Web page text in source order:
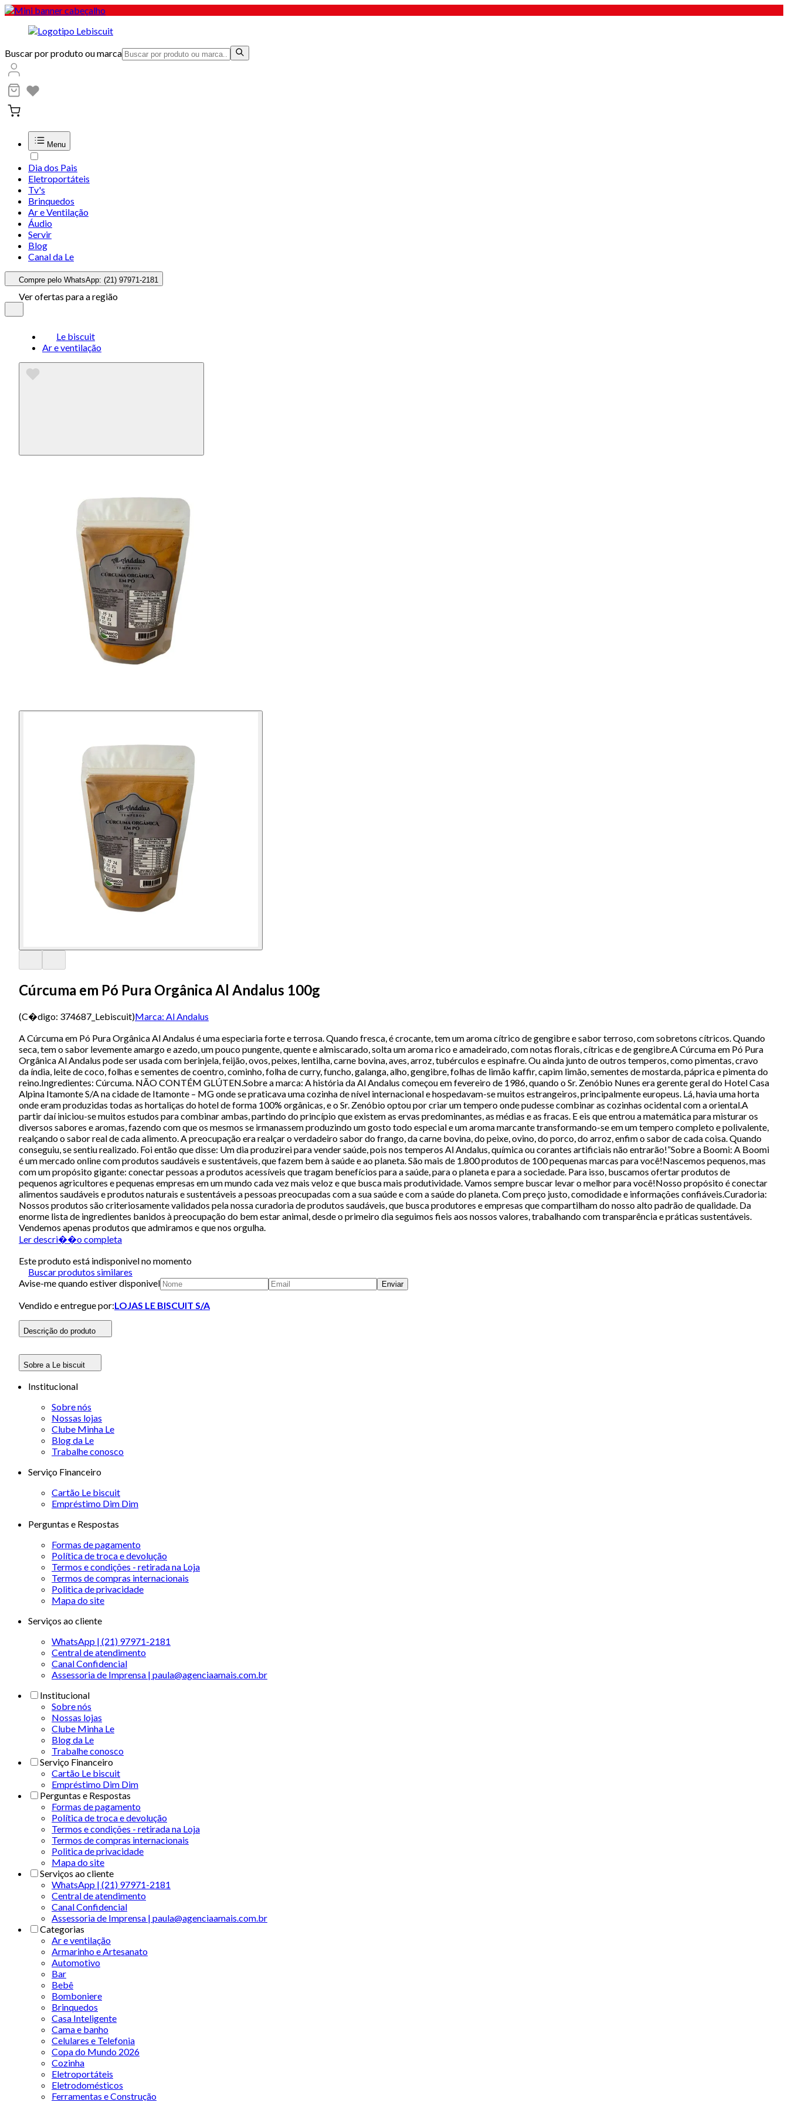
Buscar por produto ou marca
Menu
Dia dos Pais
Eletroportáteis
Tv's
Brinquedos
Ar e Ventilação
Áudio
Servir
Blog
Canal da Le
Compre pelo WhatsApp: (21) 97971-2181
Ver ofertas para a região
Le biscuit
Ar e ventilação
Cúrcuma em Pó Pura Orgânica Al Andalus 100g
(C�digo: 374687_Lebiscuit)Marca: Al Andalus
A Cúrcuma em Pó Pura Orgânica Al Andalus é uma especiaria forte e terrosa. Quando fresca, é crocante, tem um aroma cítrico de gengibre e sabor terroso, com sobretons cítricos. Quando
seca, tem o sabor levemente amargo e azedo, um pouco pungente, quente e almiscarado, solta um aroma rico e amadeirado, com notas florais, cítricas e de gengibre.A Cúrcuma em Pó Pura
Orgânica Al Andalus pode ser usada com berinjela, feijão, ovos, peixes, lentilha, carne bovina, aves, arroz, tubérculos e espinafre. Ou ainda junto de outros temperos, como pimentas, cravo
da índia, leite de coco, folhas e sementes de coentro, cominho, folha de curry, funcho, galanga, alho, gengibre, folhas de limão kaffir, capim limão, sementes de mostarda, páprica e pimenta do
reino.Ingredientes: Cúrcuma. NÃO CONTÉM GLÚTEN.Sobre a marca: A história da Al Andalus começou em fevereiro de 1986, quando o Sr. Zenóbio Nunes era gerente geral do Hotel Casa
Alpina Itamonte S/A na cidade de Itamonte – MG onde se praticava uma cozinha de nível internacional e hospedavam-se muitos estrangeiros, principalmente europeus. Lá, havia uma horta
onde eram produzidas todas as hortaliças do hotel de forma 100% orgânicas, e o Sr. Zenóbio optou por criar um tempero onde pudesse combinar as cozinhas ocidental com a oriental.A
partir daí iniciou-se muitos estudos para combinar ambas, partindo do princípio que existem as ervas predominantes, as médias e as fracas. E eis que entrou a matemática para misturar os
diversos sabores e aromas, fazendo com que os mesmos se irmanassem produzindo um gosto todo especial e um aroma marcante transformando-se em um tempero completo e polivalente,
realçando o sabor real de cada alimento. A preocupação era realçar o verdadeiro sabor do frango, da carne bovina, do peixe, ovino, do porco, do arroz, enfim o sabor de cada coisa. Quando
conseguiu, se sentiu realizado. Foi então que disse: Um dia produzirei para vender saúde, pois nos temperos Al Andalus, química ou corantes artificiais não entrarão!”Sobre a Boomi: A Boomi
é um mercado online com produtos saudáveis e sustentáveis, que fazem bem à saúde e ao planeta. São mais de 1.800 produtos de 100 pequenas marcas para você!Nascemos pequenos, mas
com um propósito gigante: conectar pessoas a produtos acessíveis que tragam benefícios para a saúde, para o planeta e para a sociedade. Para isso, buscamos ofertar produtos de
pequenos agricultores e pequenas empresas em um mundo cada vez mais veloz e que busca mais produtividade. Vamos sempre buscar levar o melhor para você!Nosso propósito é conectar
alimentos saudáveis e produtos naturais e sustentáveis a pessoas preocupadas com a sua saúde e com a saúde do planeta. Com preço justo, comodidade e informações confiáveis.Curadoria:
Nossos produtos são criteriosamente validados pela nossa curadoria de produtos saudáveis, que busca produtores e empresas que compartilham do nosso alto padrão de qualidade. Da
enorme lista de ingredientes banidos à preocupação do bem estar animal, desde o primeiro dia seguimos fieis aos nossos valores, trabalhando com transparência e práticas sustentáveis.
Vendemos apenas produtos que admiramos e que nos orgulha.
Ler descri��o completa
Este produto está indisponivel no momento
Buscar produtos similares
Avise-me quando estiver disponivel
Enviar
Vendido e entregue por:LOJAS LE BISCUIT S/A
Descrição do produto
Sobre a Le biscuit
Institucional
Sobre nós
Nossas lojas
Clube Minha Le
Blog da Le
Trabalhe conosco
Serviço Financeiro
Cartão Le biscuit
Empréstimo Dim Dim
Perguntas e Respostas
Formas de pagamento
Política de troca e devolução
Termos e condições - retirada na Loja
Termos de compras internacionais
Politica de privacidade
Mapa do site
Serviços ao cliente
WhatsApp | (21) 97971-2181
Central de atendimento
Canal Confidencial
Assessoria de Imprensa | paula@agenciaamais.com.br
Institucional
Sobre nós
Nossas lojas
Clube Minha Le
Blog da Le
Trabalhe conosco
Serviço Financeiro
Cartão Le biscuit
Empréstimo Dim Dim
Perguntas e Respostas
Formas de pagamento
Política de troca e devolução
Termos e condições - retirada na Loja
Termos de compras internacionais
Politica de privacidade
Mapa do site
Serviços ao cliente
WhatsApp | (21) 97971-2181
Central de atendimento
Canal Confidencial
Assessoria de Imprensa | paula@agenciaamais.com.br
Categorias
Ar e ventilação
Armarinho e Artesanato
Automotivo
Bar
Bebê
Bomboniere
Brinquedos
Casa Inteligente
Cama e banho
Celulares e Telefonia
Copa do Mundo 2026
Cozinha
Eletroportáteis
Eletrodomésticos
Ferramentas e Construção